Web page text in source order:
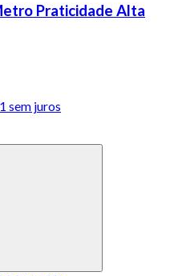
Praticidade Alta
sem juros